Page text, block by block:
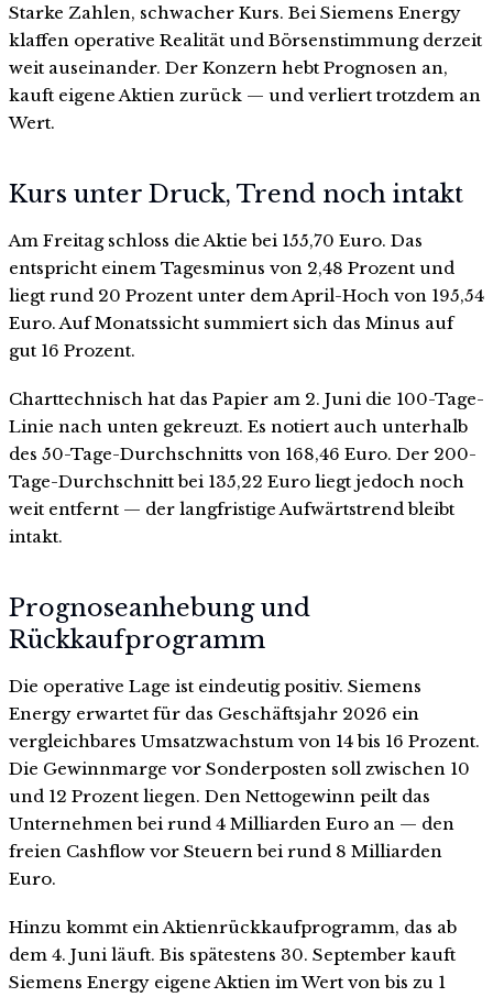
Starke Zahlen, schwacher Kurs. Bei Siemens Energy
klaffen operative Realität und Börsenstimmung derzeit
weit auseinander. Der Konzern hebt Prognosen an,
kauft eigene Aktien zurück — und verliert trotzdem an
Wert.
Kurs unter Druck, Trend noch intakt
Am Freitag schloss die Aktie bei 155,70 Euro. Das
entspricht einem Tagesminus von 2,48 Prozent und
liegt rund 20 Prozent unter dem April-Hoch von 195,54
Euro. Auf Monatssicht summiert sich das Minus auf
gut 16 Prozent.
Charttechnisch hat das Papier am 2. Juni die 100-Tage-
Linie nach unten gekreuzt. Es notiert auch unterhalb
des 50-Tage-Durchschnitts von 168,46 Euro. Der 200-
Tage-Durchschnitt bei 135,22 Euro liegt jedoch noch
weit entfernt — der langfristige Aufwärtstrend bleibt
intakt.
Prognoseanhebung und
Rückkaufprogramm
Die operative Lage ist eindeutig positiv. Siemens
Energy erwartet für das Geschäftsjahr 2026 ein
vergleichbares Umsatzwachstum von 14 bis 16 Prozent.
Die Gewinnmarge vor Sonderposten soll zwischen 10
und 12 Prozent liegen. Den Nettogewinn peilt das
Unternehmen bei rund 4 Milliarden Euro an — den
freien Cashflow vor Steuern bei rund 8 Milliarden
Euro.
Hinzu kommt ein Aktienrückkaufprogramm, das ab
dem 4. Juni läuft. Bis spätestens 30. September kauft
Siemens Energy eigene Aktien im Wert von bis zu 1